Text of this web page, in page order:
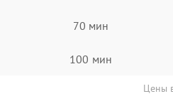
70 мин
100 мин
Цены